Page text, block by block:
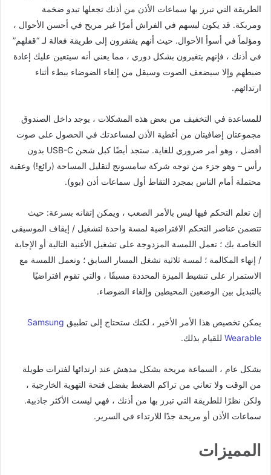
الطريقة التي تبرز بها سماعات الأذن من أذنك تجعلها تبدو ضخمة
ومربكة. قد يكون لبسهم في الفراش أمرًا غير مريح في أحسن الأحوال ،
ومؤلماً في أسوأ الأحوال. حيث أنهم يفتقرون إلى طريقة فعالة لـ “قفلهم”
في أذنك ، فإنهم يتغيرون بشكل دوري ، مما يعني أنه سيتعين عليك إعادة
ضبطهم وإلا سيضعف الصوت وسيقل من إلغاء الضوضاء ببطء أثناء
ارتدائهم.
للمساعدة في التخفيف من بعض هذه المشكلات ، يوجد داخل الصندوق
مجموعتان إضافيتان من أغطية الأذن لمساعدتك في الحصول على صوت
أفضل ، وهو أمر ضروري للغاية. ستجد أيضًا كبل شحن USB-C بدون
رأس – وهو جزء من توجه شركة سامسونج لتقليل المساحة (رائع!) وعقبة
محتملة أمام الناس بمجرد التقاط أول سماعات أذن (بوو).
إن تعلم التحكم فيها ليس بالأمر الصعب ، ويمكن إتقانه بسرعة: حيث
تتضمن عناصر التحكم الافتراضية لمسة واحدة لتشغيل / إيقاف الموسيقى
الخاصة بك ؛ تعمل اللمسة المزدوجة على تشغيل الأغنية التالية أو الإجابة
/ إنهاء المكالمة ؛ لمسة ثلاثية تشغل المسار السابق ؛ وتعمل اللمسة مع
الاستمرار على تنشيط الميزة المحددة مسبقًا ، والتي تقوم افتراضيًا
بالتبديل بين الوضعين المحيطين وإلغاء الضوضاء.
يمكن تخصيص هذا الأمر الأخير ، لكنك ستحتاج إلى تطبيق Samsung
Wearable للقيام بذلك.
بشكل عام ، السماعة مريحة بشكل مدهش عند ارتدائها لفترات طويلة
من الوقت ولا تعاني من تراكم الضغط بفضل فتحة التهوية الخارجية ،
ولكن نظرًا للطريقة التي تبرز بها من أذنك ، فهي ليست الأكثر جاذبية.
سماعات الأذن أو مريحة جدًا للارتداء في السرير.
المميزات